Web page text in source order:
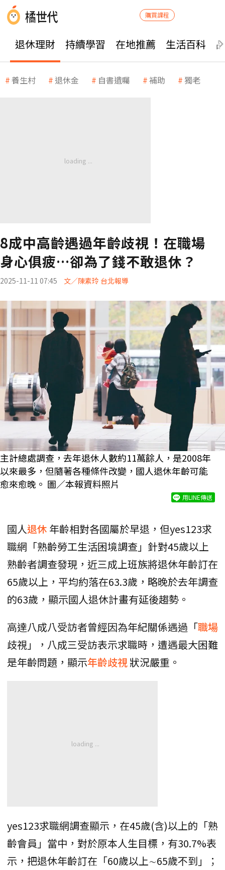
購買課程
退休理財 持續學習 在地推薦 生活百科
養生村 退休金 自書遺囑 補助 獨老
8成中高齡遇過年齡歧視！在職場
身心俱疲…卻為了錢不敢退休？
2025-11-11 07:45 文／陳素玲 台北報導
主計總處調查，去年退休人數約11萬餘人，是2008年
以來最多，但隨著各種條件改變，國人退休年齡可能
愈來愈晚。 圖／本報資料照片
用LINE傳送
國人退休 年齡相對各國屬於早退，但yes123求
職網「熟齡勞工生活困境調查」針對45歲以上
熟齡者調查發現，近三成上班族將退休年齡訂在
65歲以上，平均約落在63.3歲，略晚於去年調查
的63歲，顯示國人退休計畫有延後趨勢。
高達八成八受訪者曾經因為年紀關係遇過「職場
歧視」，八成三受訪表示求職時，遭遇最大困難
是年齡問題，顯示年齡歧視狀況嚴重。
yes123求職網調查顯示，在45歲(含)以上的「熟
齡會員」當中，對於原本人生目標，有30.7%表
示，把退休年齡訂在「60歲以上∼65歲不到」；